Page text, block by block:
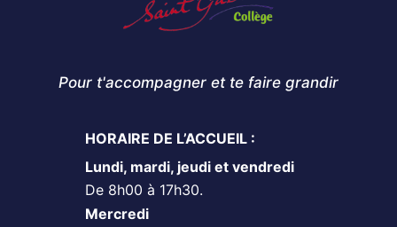
Pour t'accompagner et te faire grandir
HORAIRE DE L’ACCUEIL :
Lundi, mardi, jeudi et vendredi
De 8h00 à 17h30.
Mercredi